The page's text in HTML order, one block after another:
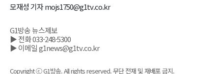
모재성 기자 mojs1750@g1tv.co.kr
G1방송 뉴스제보
▶ 전화 033-248-5300
▶ 이메일 g1news@g1tv.co.kr
Copyright ⓒ G1방송. All rights reserved. 무단 전재 및 재배포 금지.